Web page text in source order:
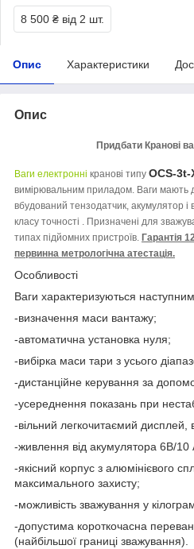
8 500 ₴ від 2 шт.
Опис Характеристики
Опис
Придбати Кранові
Ваги електронні кранові типу OCS-3t-
вимірювальним приладом. Ваги мають
вбудований тензодатчик, акумулятор і
класу точності . Призначені для
типах підйомних пристроїв. Гарантія
первинна метрологічна атестація.
Особливості
Ваги характеризуються
-визначення маси вантажу;
-автоматична установка нуля;
-вибірка маси тари з усього
-дистанційне керування за
-усереднення показань при
-вільний легкочитаємий
-живлення від акумулятора 6В/10
-якісний корпус з алюмінієвого
максимального захисту;
-можливість зважування у
-допустима короткочасна
(найбільшої границі зважування).